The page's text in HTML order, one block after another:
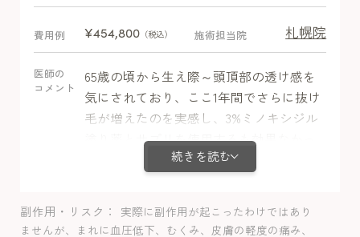
費用例 ¥454,800（税込） 施術担当院 札幌院
医師の
コメント
65歳の頃から生え際～頭頂部の透け感を
気にされており、ここ1年間でさらに抜け
毛が増えたのを実感し、3%ミノキシジル
塗り薬とサプリを使用するも効果なかっ
たとのことで来院されました。ミノキシ
錠など少ない量からのスタートもでき、
続きを読む
副作用・リスク
実際に副作用が起こったわけではあり
ませんが、まれに血圧低下、むくみ、皮膚の軽度の痛み、